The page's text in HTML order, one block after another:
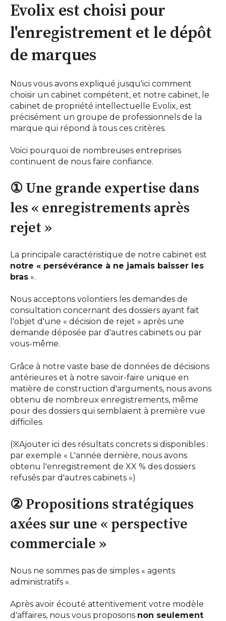
Evolix est choisi pour
l'enregistrement et le dépôt
de marques
Nous vous avons expliqué jusqu'ici comment
choisir un cabinet compétent, et notre cabinet, le
cabinet de propriété intellectuelle Evolix, est
précisément un groupe de professionnels de la
marque qui répond à tous ces critères.
Voici pourquoi de nombreuses entreprises
continuent de nous faire confiance.
① Une grande expertise dans
les « enregistrements après
rejet »
La principale caractéristique de notre cabinet est
notre « persévérance à ne jamais baisser les
bras ».
Nous acceptons volontiers les demandes de
consultation concernant des dossiers ayant fait
l'objet d'une « décision de rejet » après une
demande déposée par d'autres cabinets ou par
vous-même.
Grâce à notre vaste base de données de décisions
antérieures et à notre savoir-faire unique en
matière de construction d'arguments, nous avons
obtenu de nombreux enregistrements, même
pour des dossiers qui semblaient à première vue
difficiles.
(※Ajouter ici des résultats concrets si disponibles :
par exemple « L'année dernière, nous avons
obtenu l'enregistrement de XX % des dossiers
refusés par d'autres cabinets »)
② Propositions stratégiques
axées sur une « perspective
commerciale »
Nous ne sommes pas de simples « agents
administratifs ».
Après avoir écouté attentivement votre modèle
d'affaires, nous vous proposons non seulement